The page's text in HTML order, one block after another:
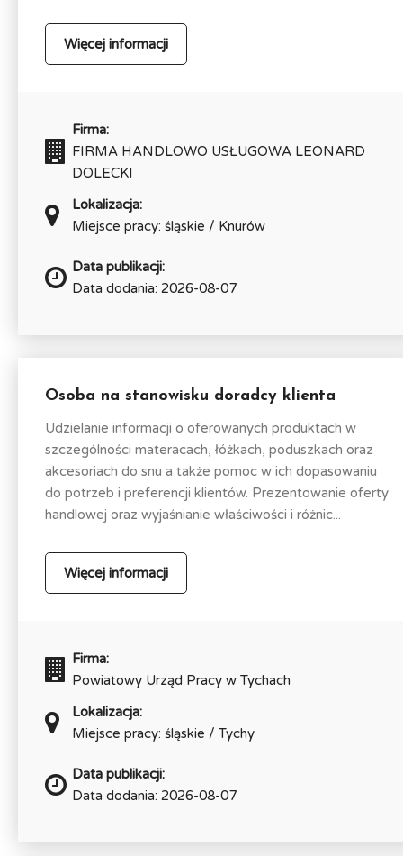
Więcej informacji
Firma:
FIRMA HANDLOWO USŁUGOWA LEONARD
DOLECKI
Lokalizacja:
Miejsce pracy: śląskie / Knurów
Data publikacji:
Data dodania: 2026-08-07
Osoba na stanowisku doradcy klienta
Udzielanie informacji o oferowanych produktach w
szczególności materacach, łóżkach, poduszkach oraz
akcesoriach do snu a także pomoc w ich dopasowaniu
do potrzeb i preferencji klientów. Prezentowanie oferty
handlowej oraz wyjaśnianie właściwości i różnic...
Więcej informacji
Firma:
Powiatowy Urząd Pracy w Tychach
Lokalizacja:
Miejsce pracy: śląskie / Tychy
Data publikacji:
Data dodania: 2026-08-07